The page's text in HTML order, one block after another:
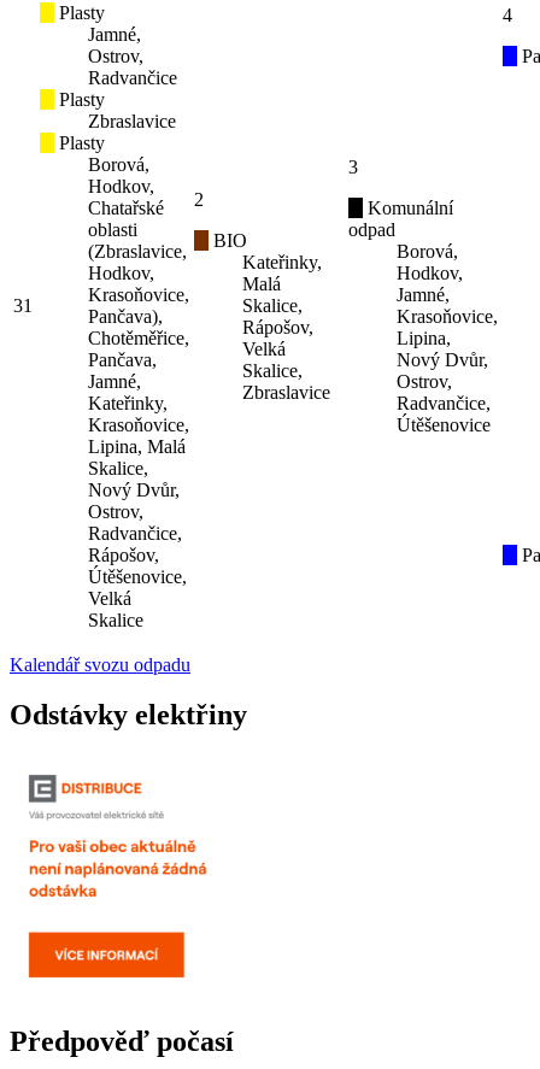
31
Plasty
Jamné,
Ostrov,
Radvančice
Plasty
Zbraslavice
Plasty
Borová,
Hodkov,
Chatařské
oblasti
(Zbraslavice,
Hodkov,
Krasoňovice,
Pančava),
Chotěměřice,
Pančava,
Jamné,
Kateřinky,
Krasoňovice,
Lipina, Malá
Skalice,
Nový Dvůr,
Ostrov,
Radvančice,
Rápošov,
Útěšenovice,
Velká
Skalice
2
BIO
Kateřinky,
Malá
Skalice,
Rápošov,
Velká
Skalice,
Zbraslavice
3
Komunální
odpad
Borová,
Hodkov,
Jamné,
Krasoňovice,
Lipina,
Nový Dvůr,
Ostrov,
Radvančice,
Útěšenovice
4
Kalendář svozu odpadu
Odstávky elektřiny
Předpověď počasí